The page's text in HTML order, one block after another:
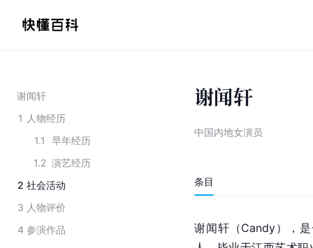
谢闻轩
1 人物经历
1.1
早年经历
1.2 演艺经历
2 社会活动
3 人物评价
4 参演作品
谢闻轩
中国内地女演员
条目
谢闻轩（Candy），